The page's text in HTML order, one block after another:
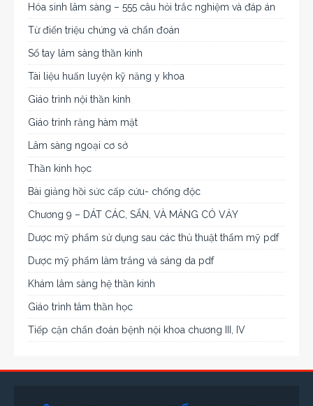
Hóa sinh lâm sàng – 555 câu hỏi trắc nghiệm và đáp án
Từ điển triệu chứng và chẩn đoán
Sổ tay lâm sàng thần kinh
Tài liệu huấn luyện kỹ năng y khoa
Giáo trình nội thần kinh
Giáo trình răng hàm mặt
Lâm sàng ngoại cơ sở
Thần kinh học
Bài giảng hồi sức cấp cứu- chống độc
Chương 9 – DÁT CÁC, SẨN, VÀ MẢNG CÓ VẢY
Dược mỹ phẩm sử dụng sau các thủ thuật thẩm mỹ pdf
Dược mỹ phẩm làm trắng và sáng da pdf
Khám lâm sàng hệ thần kinh
Giáo trình tâm thần học
Tiếp cận chẩn đoán bệnh nội khoa chương III, IV